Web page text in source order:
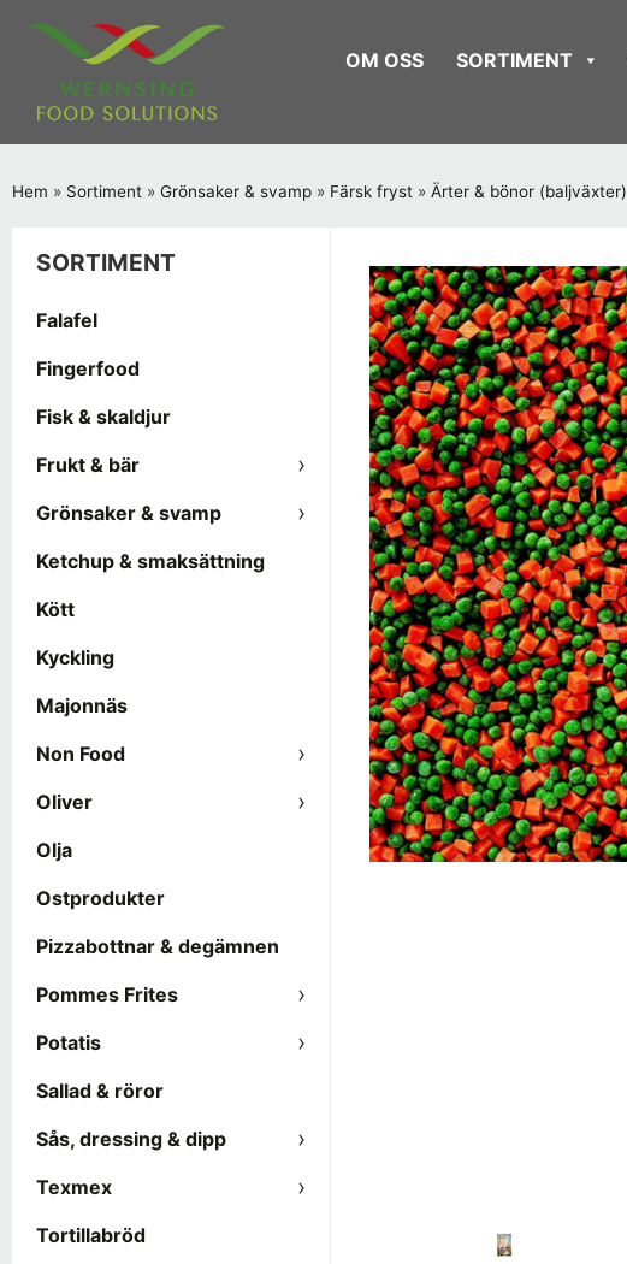
OM OSS SORTIMENT
Hem » Sortiment » Grönsaker & svamp » Färsk fryst » Ärter & bönor (baljväxter)
SORTIMENT
Falafel
Fingerfood
Fisk & skaldjur
Frukt & bär
Grönsaker & svamp
Ketchup & smaksättning
Kött
Kyckling
Majonnäs
Non Food
Oliver
Olja
Ostprodukter
Pizzabottnar & degämnen
Pommes Frites
Potatis
Sallad & röror
Sås, dressing & dipp
Texmex
Tortillabröd